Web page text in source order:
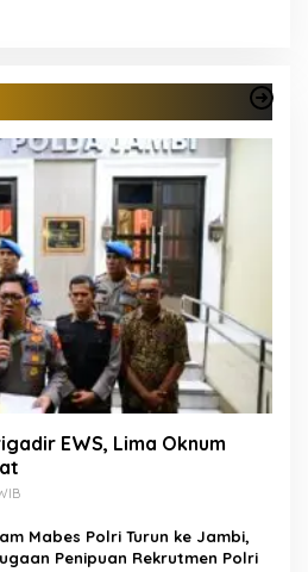
Lima Oknum
Mabes Polri Turun ke Jambi,
Penipuan Rekrutmen Polri